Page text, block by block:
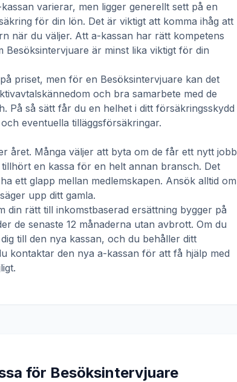
varierar, men ligger generellt sett på en
för din lön. Det är viktigt att komma ihåg att
när du väljer. Att a-kassan har rätt kompetens
Besöksintervjuare är minst lika viktigt för din
priset, men för en Besöksintervjuare kan det
och bra samarbete med de
På så sätt får du en helhet i ditt försäkringsskydd
eventuella tilläggsförsäkringar.
året. Många väljer att byta om de får ett nytt jobb
en kassa för en helt annan bransch. Det
ett glapp mellan medlemskapen. Ansök alltid om
upp ditt gamla.
din rätt till inkomstbaserad ersättning bygger på
de senaste 12 månaderna utan avbrott. Om du
till den nya kassan, och du behåller ditt
kontaktar den nya a-kassan för att få hjälp med
för Besöksintervjuare